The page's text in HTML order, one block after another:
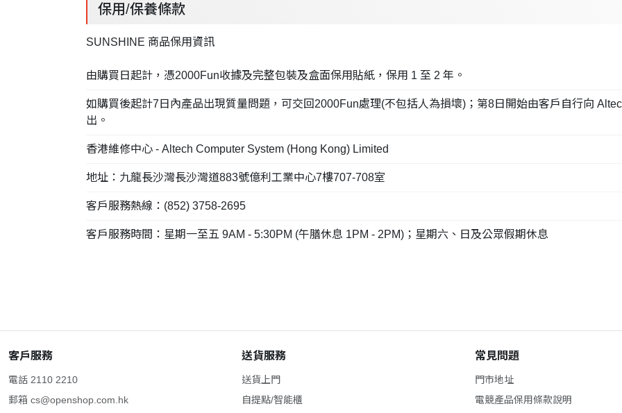
保用/保養條款
SUNSHINE 商品保用資訊
由購買日起計，憑2000Fun收據及完整包裝及盒面保用貼紙，保用 1 至 2 年。
如購買後起計7日內產品出現質量問題，可交回2000Fun處理(不包括人為損壞)；第8日開始由客戶自行向
出。
香港維修中心 - Altech Computer System (Hong Kong) Limited
地址：九龍長沙灣長沙灣道883號億利工業中心7樓707-708室
客戶服務熱線：(852) 3758-2695
客戶服務時間：星期一至五 9AM - 5:30PM (午膳休息 1PM - 2PM)；星期六、日及公眾假期休息
客戶服務
電話 2110 2210
郵箱 cs@openshop.com.hk
送貨服務
送貨上門
自提點/智能櫃
常見問題
門市地址
電競產品保用條款說明